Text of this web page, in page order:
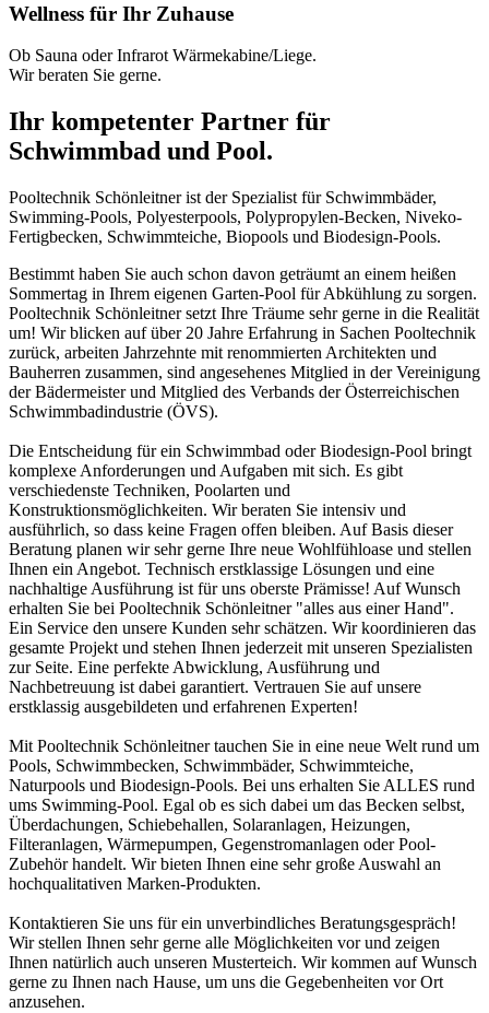
Wellness für Ihr Zuhause
Ob Sauna oder Infrarot Wärmekabine/Liege.
Wir beraten Sie gerne.
Ihr kompetenter Partner für
Schwimmbad und Pool.
Pooltechnik Schönleitner ist der Spezialist für Schwimmbäder,
Swimming-Pools, Polyesterpools, Polypropylen-Becken, Niveko-
Fertigbecken, Schwimmteiche, Biopools und Biodesign-Pools.
Bestimmt haben Sie auch schon davon geträumt an einem heißen
Sommertag in Ihrem eigenen Garten-Pool für Abkühlung zu sorgen.
Pooltechnik Schönleitner setzt Ihre Träume sehr gerne in die Realität
um! Wir blicken auf über 20 Jahre Erfahrung in Sachen Pooltechnik
zurück, arbeiten Jahrzehnte mit renommierten Architekten und
Bauherren zusammen, sind angesehenes Mitglied in der Vereinigung
der Bädermeister und Mitglied des Verbands der Österreichischen
Schwimmbadindustrie (ÖVS).
Die Entscheidung für ein Schwimmbad oder Biodesign-Pool bringt
komplexe Anforderungen und Aufgaben mit sich. Es gibt
verschiedenste Techniken, Poolarten und
Konstruktionsmöglichkeiten. Wir beraten Sie intensiv und
ausführlich, so dass keine Fragen offen bleiben. Auf Basis dieser
Beratung planen wir sehr gerne Ihre neue Wohlfühloase und stellen
Ihnen ein Angebot. Technisch erstklassige Lösungen und eine
nachhaltige Ausführung ist für uns oberste Prämisse! Auf Wunsch
erhalten Sie bei Pooltechnik Schönleitner "alles aus einer Hand".
Ein Service den unsere Kunden sehr schätzen. Wir koordinieren das
gesamte Projekt und stehen Ihnen jederzeit mit unseren Spezialisten
zur Seite. Eine perfekte Abwicklung, Ausführung und
Nachbetreuung ist dabei garantiert. Vertrauen Sie auf unsere
erstklassig ausgebildeten und erfahrenen Experten!
Mit Pooltechnik Schönleitner tauchen Sie in eine neue Welt rund um
Pools, Schwimmbecken, Schwimmbäder, Schwimmteiche,
Naturpools und Biodesign-Pools. Bei uns erhalten Sie ALLES rund
ums Swimming-Pool. Egal ob es sich dabei um das Becken selbst,
Überdachungen, Schiebehallen, Solaranlagen, Heizungen,
Filteranlagen, Wärmepumpen, Gegenstromanlagen oder Pool-
Zubehör handelt. Wir bieten Ihnen eine sehr große Auswahl an
hochqualitativen Marken-Produkten.
Kontaktieren Sie uns für ein unverbindliches Beratungsgespräch!
Wir stellen Ihnen sehr gerne alle Möglichkeiten vor und zeigen
Ihnen natürlich auch unseren Musterteich. Wir kommen auf Wunsch
gerne zu Ihnen nach Hause, um uns die Gegebenheiten vor Ort
anzusehen.